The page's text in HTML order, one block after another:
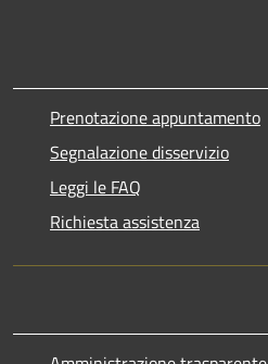
Prenotazione appuntamento
Segnalazione disservizio
Leggi le FAQ
Richiesta assistenza